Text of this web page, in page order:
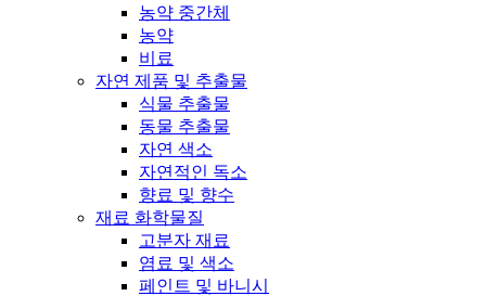
농약 중간체
농약
비료
자연 제품 및 추출물
식물 추출물
동물 추출물
자연 색소
자연적인 독소
향료 및 향수
재료 화학물질
고분자 재료
염료 및 색소
페인트 및 바니시